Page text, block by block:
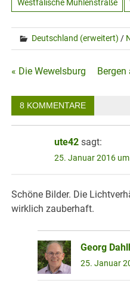
Westfälische Mühlenstraße
Deutschland (erweitert) /
« Die Wewelsburg Bergen
8 KOMMENTARE
ute42 sagt:
25. Januar 2016
Schöne Bilder. Die
wirklich zauberhaft.
Georg
25. Januar